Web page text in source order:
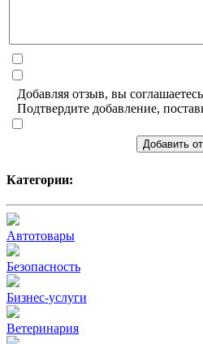
Добавляя отзыв, вы
Подтвердите добавление,
Добавить
Категории:
Автотовары
Безопасность
Бизнес-услуги
Ветеринария